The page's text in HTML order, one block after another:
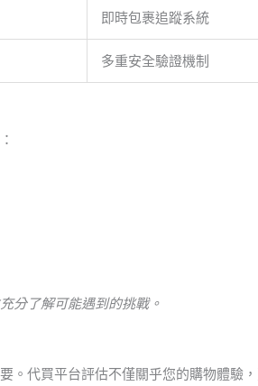
即時包裹追蹤系統
多重安全驗證機制
分了解可能遇到的挑戰。
。代買平台評估不僅關乎您的購物體驗